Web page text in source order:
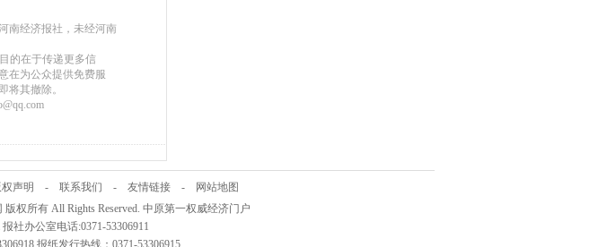
南经济报社，未经河南
的在于传递更多信
在为公众提供免费服
将其撤除。
权声明 - 联系我们 - 友情链接 -
网站地图
权所有 All Rights Reserved. 中原第一权威经济门户
社办公室电话:0371-53306911
报纸发行热线：0371-53306915